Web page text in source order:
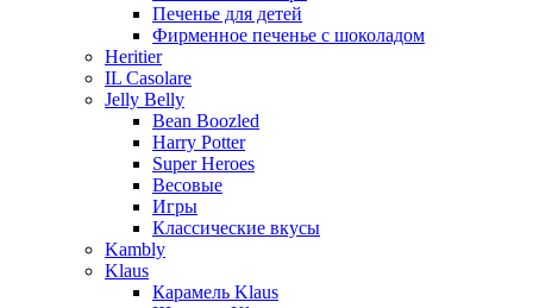
Печенье для детей
Фирменное печенье с шоколадом
Heritier
IL Casolare
Jelly Belly
Bean Boozled
Harry Potter
Super Heroes
Весовые
Игры
Классические вкусы
Kambly
Klaus
Карамель Klaus